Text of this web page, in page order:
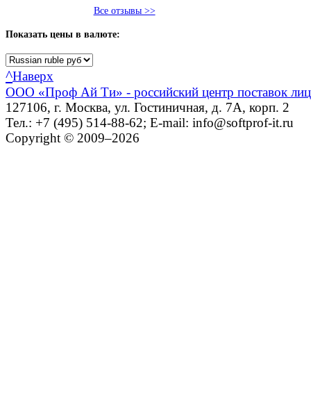
Все отзывы >>
Показать цены в валюте:
^Наверх
ООО «Проф Ай Ти» - российский центр поставок
127106, г. Москва, ул. Гостиничная, д. 7А, корп. 2
Тел.: +7 (495) 514-88-62; E-mail: info@softprof-it.ru
Copyright © 2009–2026